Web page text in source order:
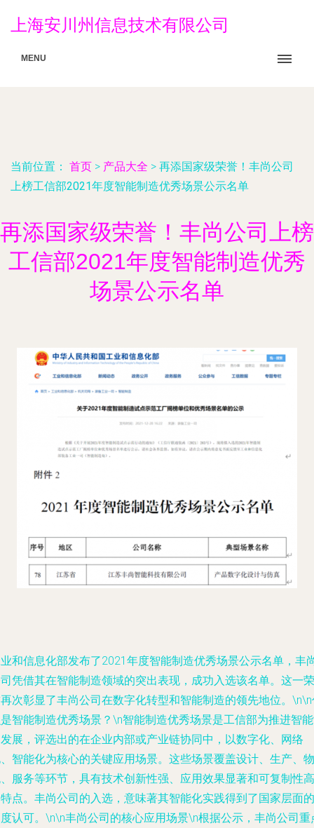
上海安川州信息技术有限公司
MENU
当前位置： 首页 > 产品大全 > 再添国家级荣誉！丰尚公司
上榜工信部2021年度智能制造优秀场景公示名单
再添国家级荣誉！丰尚公司上榜
工信部2021年度智能制造优秀
场景公示名单
和信息化部发布了2021年度智能制造优秀场景公示名单，丰
凭借其在智能制造领域的突出表现，成功入选该名单。这一荣
次彰显了丰尚公司在数字化转型和智能制造的领先地位。\n\n
智能制造优秀场景？ \n智能制造优秀场景是工信部为推进智
展，评选出的在企业内部或产业链协同中，以数字化、网络
智能化为核心的关键应用场景。这些场景覆盖设计、生产、物
服务等环节，具有技术创新性强、应用效果显著和可复制性高
点。丰尚公司的入选，意味著其智能化实践得到了国家层面的
认可。\n\n丰尚公司的核心应用场景\n根据公示，丰尚公司重